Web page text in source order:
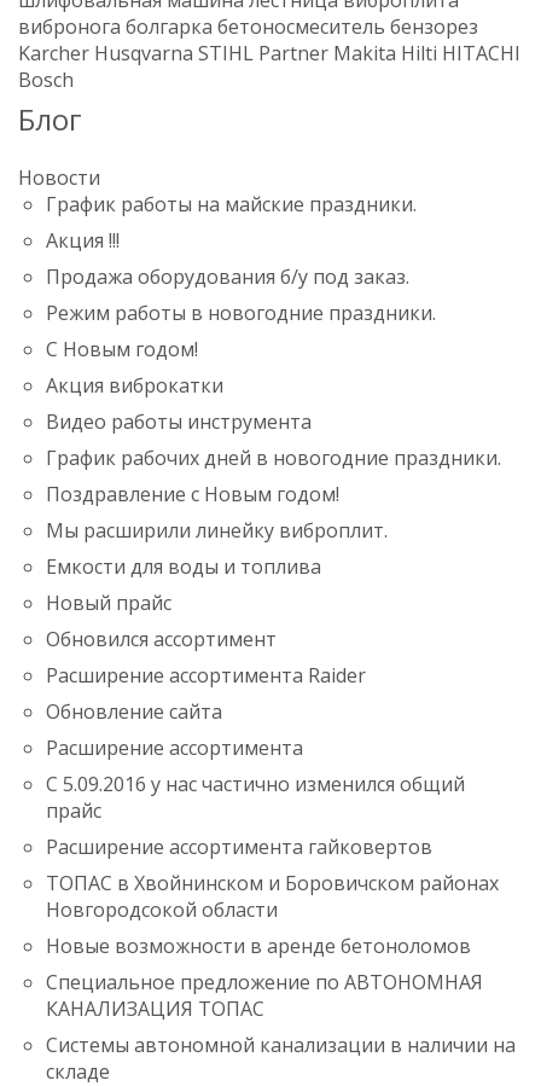
вибронога болгарка бетоносмеситель бензорез
Karcher Husqvarna STIHL Partner Makita Hilti HITACHI
Bosch
Блог
Новости
График работы на майские праздники.
Акция !!!
Продажа оборудования б/у под заказ.
Режим работы в новогодние праздники.
С Новым годом!
Акция виброкатки
Видео работы инструмента
График рабочих дней в новогодние праздники.
Поздравление с Новым годом!
Мы расширили линейку виброплит.
Емкости для воды и топлива
Новый прайс
Обновился ассортимент
Расширение ассортимента Raider
Обновление сайта
Расширение ассортимента
С 5.09.2016 у нас частично изменился общий
прайс
Расширение ассортимента гайковертов
ТОПАС в Хвойнинском и Боровичском районах
Новгородсокой области
Новые возможности в аренде бетоноломов
Специальное предложение по АВТОНОМНАЯ
КАНАЛИЗАЦИЯ ТОПАС
Системы автономной канализации в наличии на
складе